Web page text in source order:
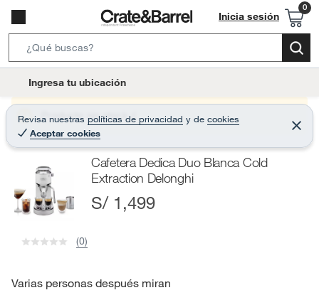
Inicia sesión
e
r
c
B
a
t
n
Ingresa tu ubicación
Revisa nuestras políticas de privacidad y de cookies
Aceptar cookies
C
e
r
Producto sin stock :(
Cafetera Dedica Duo Blanca Cold
Extraction Delonghi
S/ 1,499
(0)
Varias personas después miran